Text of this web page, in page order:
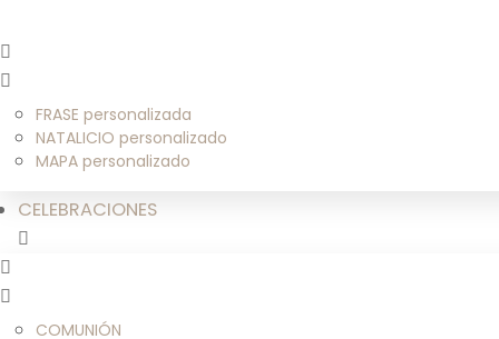
FRASE personalizada
NATALICIO personalizado
MAPA personalizado
CELEBRACIONES
COMUNIÓN